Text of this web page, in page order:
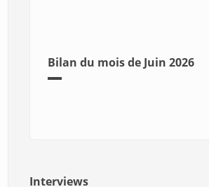
Bilan du mois de Juin 2026
Interviews